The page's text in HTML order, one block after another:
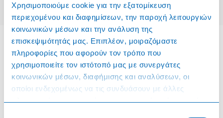
Χρησιμοποιούμε cookie για την εξατομίκευση
περιεχομένου και διαφημίσεων, την παροχή λειτουργιών
κοινωνικών μέσων και την ανάλυση της
επισκεψιμότητάς μας. Επιπλέον, μοιραζόμαστε
πληροφορίες που αφορούν τον τρόπο που
χρησιμοποιείτε τον ιστότοπό μας με συνεργάτες
κοινωνικών μέσων, διαφήμισης και αναλύσεων, οι
οποίοι ενδεχομένως να τις συνδυάσουν με άλλες
πληροφορίες που τους έχετε παραχωρήσει ή τις οποίες
Πληροφορίες
Όροι & Προϋποθέσεις
Πολιτική Cookies